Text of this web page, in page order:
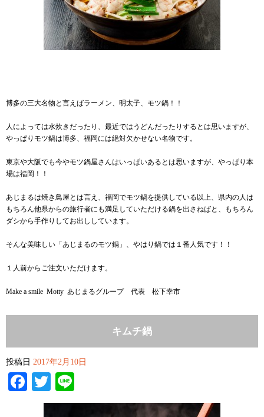
博多の三大名物と言えばラーメン、明太子、モツ鍋！！
人によっては水炊きだったり、最近ではうどんだったりするとは思いますが、
やっぱりモツ鍋は博多、福岡には絶対欠かせない名物です。
東京や大阪でも今やモツ鍋屋さんはいっぱいあるとは思いますが、やっぱり本
場は福岡！！
あじまるは焼き鳥屋とは言え、福岡でモツ鍋を提供している以上、県内の人は
もちろん他県からの旅行者にも満足していただける鍋を出さねばと、もちろん
ダシから手作りしてお出ししています。
そんな美味しい「あじまるのモツ鍋」、やはり鍋では１番人気です！！
１人前からご注文いただけます。
Make a smile Motty あじまるグループ 代表 松下幸市
キムチ鍋
投稿日 2017年2月10日
Facebook
Twitter